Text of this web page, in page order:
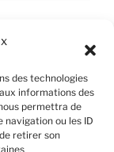
des technologies
informations des
permettra de
ou les ID
retirer son